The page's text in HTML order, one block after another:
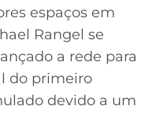
espaços em
Rangel se
a rede para
do primeiro
devido a um